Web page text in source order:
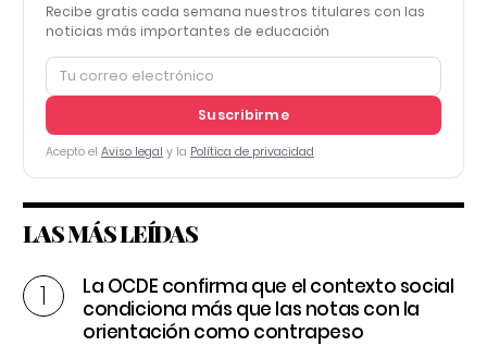
Recibe gratis cada semana nuestros titulares con las
noticias más importantes de educación
Suscribirme
Acepto el Aviso legal y la Política de privacidad
LAS MÁS LEÍDAS
La OCDE confirma que el contexto social
condiciona más que las notas con la
orientación como contrapeso